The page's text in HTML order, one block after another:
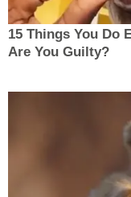
15 Things You Do
Are You Guilty?